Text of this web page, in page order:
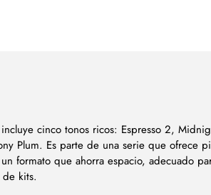
incluye cinco tonos ricos: Espresso 2,
Plum. Es parte de una serie que ofrece
formato que ahorra espacio, adecuado
kits.